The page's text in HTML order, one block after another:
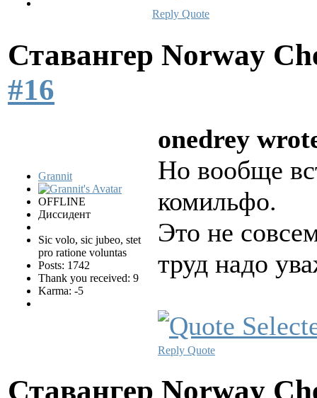
Reply Quote
Ставангер Norway
#16
Grannit
OFFLINE
Диссидент
Sic volo, sic jubeo, stet
pro ratione voluntas
Posts: 1742
Thank you received: 9
Karma: -5
onedrey
Но вообще
комильфо.
Это не
труд надо
Reply Quote
Ставангер Norway